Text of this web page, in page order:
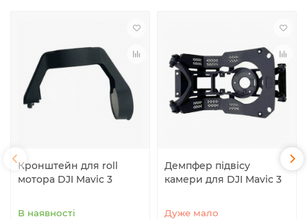
Кронштейн для roll
мотора DJI Mavic 3
В наявності
Демпфер підвісу
камери для DJI Mavic 3
Дуже мало